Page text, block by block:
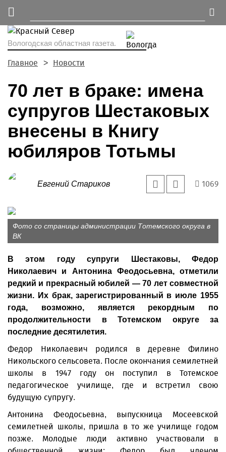
Вологодская областная газета.
Главное Новости
70 лет в браке: имена
супругов Шестаковых
внесены в Книгу
юбиляров Тотьмы
Евгений Стариков 1069
Фото со страницы администрации Тотемского округа в
ВК
В этом году супруги Шестаковы, Федор
Николаевич и Антонина Феодосьевна, отметили
редкий и прекрасный юбилей — 70 лет совместной
жизни. Их брак, зарегистрированный в июле 1955
года, возможно, является рекордным по
продолжительности в Тотемском округе за
последние десятилетия.
Федор Николаевич родился в деревне Филино
Никольского сельсовета. После окончания семилетней
школы в 1947 году он поступил в Тотемское
педагогическое училище, где и встретил свою
будущую супругу.
Антонина Феодосьевна, выпускница Мосеевской
семилетней школы, пришла в то же училище годом
позже. Молодые люди активно участвовали в